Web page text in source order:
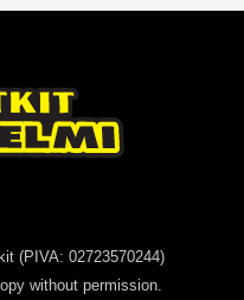
(PIVA: 02723570244)
without permission.